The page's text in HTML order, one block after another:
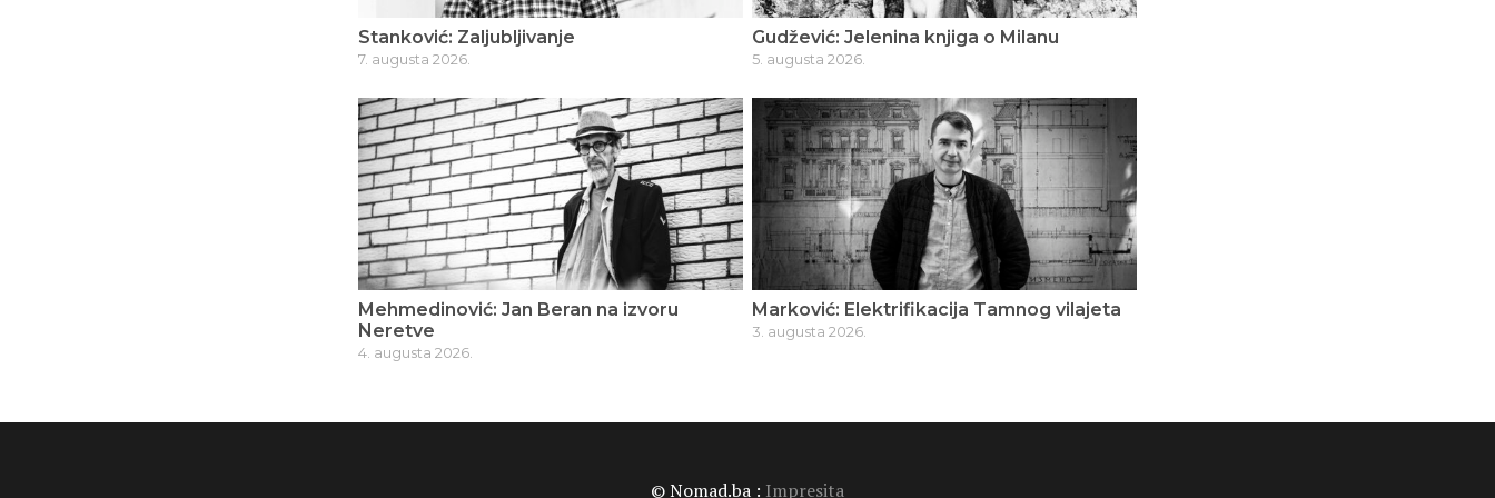
Stanković: Zaljubljivanje
7. augusta 2026.
Gudžević: Jelenina knjiga o Milanu
5. augusta 2026.
Mehmedinović: Jan Beran na izvoru
Neretve
4. augusta 2026.
Marković: Elektrifikacija Tamnog vilajeta
3. augusta 2026.
© Nomad.ba : Impresita